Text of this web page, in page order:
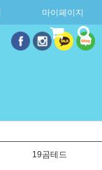
마이페이지
19곰테드